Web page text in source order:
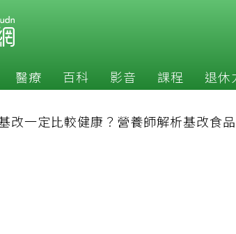
醫療 百科 影音 課程 退休
改一定比較健康？營養師解析基改食